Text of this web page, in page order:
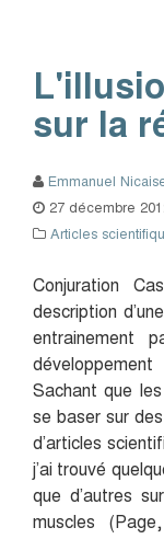
sur la
Emmanuel
27 décembre
Articles
Conjuration
description
entrainement
Sachant que
se baser sur
d’articles
j’ai trouvé
que d’autres
muscles